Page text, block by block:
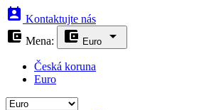
 Kontaktujte nás
 Mena:  Euro 
Česká koruna
Euro